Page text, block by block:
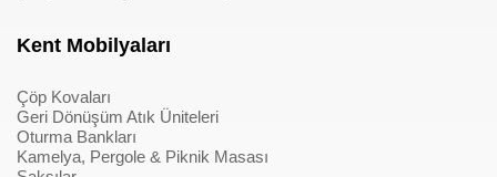
Kent Mobilyaları
Çöp Kovaları
Geri Dönüşüm Atık Üniteleri
Oturma Bankları
Kamelya, Pergole & Piknik Masası